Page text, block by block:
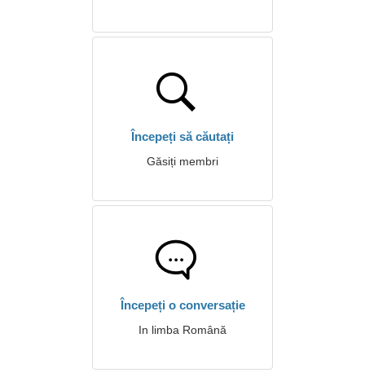
Începeți să căutați
Găsiți membri
Începeți o conversație
In limba Română